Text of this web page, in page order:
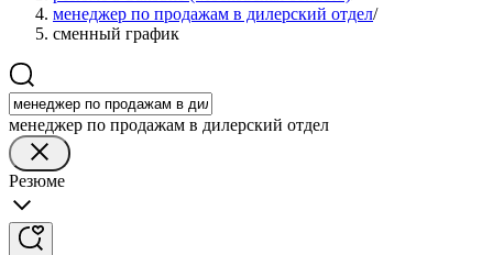
менеджер по продажам в дилерский отдел/
сменный график
менеджер по продажам в дилерский отдел
Резюме